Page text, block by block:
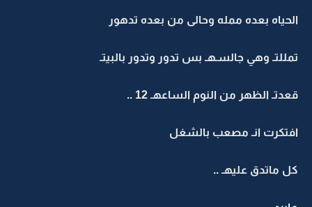
الحياه بعده ممله وحالى من بعده تدهور
تمللتـ وهي جالسـهـ بس تدور وتدور بالبيتـ
قعدتـ الظهر من النوم الساعهـ 12 ..
افتكرت انـ مصعب بالشغل
كل ماتدق عليهـ ..